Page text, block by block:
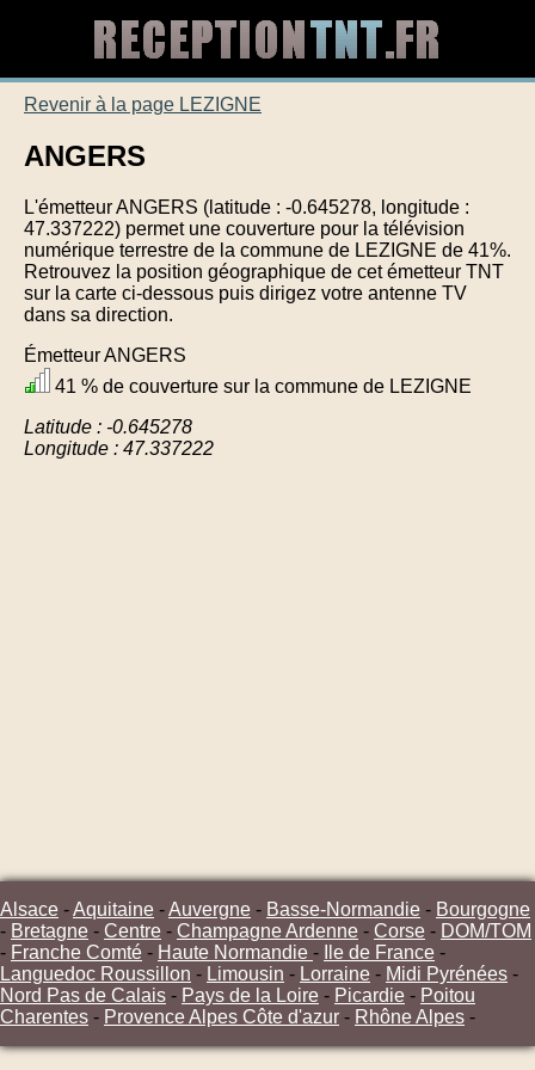
Revenir à la page LEZIGNE
ANGERS
L'émetteur ANGERS (latitude : -0.645278, longitude :
47.337222) permet une couverture pour la télévision
numérique terrestre de la commune de LEZIGNE de 41%.
Retrouvez la position géographique de cet émetteur TNT
sur la carte ci-dessous puis dirigez votre antenne TV
dans sa direction.
Émetteur ANGERS
41 % de couverture sur la commune de LEZIGNE
Latitude : -0.645278
Longitude : 47.337222
Alsace -Aquitaine -Auvergne - Basse-Normandie - Bourgogne
- Bretagne - Centre - Champagne Ardenne - Corse - DOM/TOM
- Franche Comté - Haute Normandie - Ile de France -
Languedoc Roussillon - Limousin - Lorraine - Midi Pyrénées -
Nord Pas de Calais - Pays de la Loire - Picardie - Poitou
Charentes - Provence Alpes Côte d'azur - Rhône Alpes -